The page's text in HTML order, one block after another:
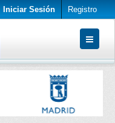
Iniciar Sesión Registro